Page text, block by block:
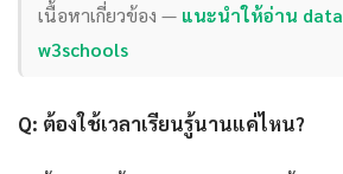
เนื้อหาเกี่ยวข้อง — แนะนำให้อ่าน
w3schools
Q: ต้องใช้เวลาเรียนรู้นานแค่ไหน?